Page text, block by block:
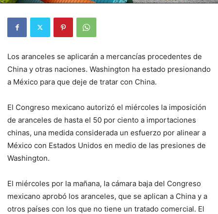
Los aranceles se aplicarán a mercancías procedentes de
China y otras naciones. Washington ha estado presionando
a México para que deje de tratar con China.
El Congreso mexicano autorizó el miércoles la imposición
de aranceles de hasta el 50 por ciento a importaciones
chinas, una medida considerada un esfuerzo por alinear a
México con Estados Unidos en medio de las presiones de
Washington.
El miércoles por la mañana, la cámara baja del Congreso
mexicano aprobó los aranceles, que se aplican a China y a
otros países con los que no tiene un tratado comercial. El